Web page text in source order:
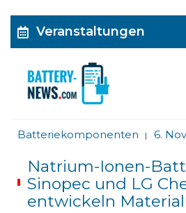
Veranstaltungen
Batteriekomponenten | 6.
Natrium-Ionen-
Sinopec und LG
entwickeln